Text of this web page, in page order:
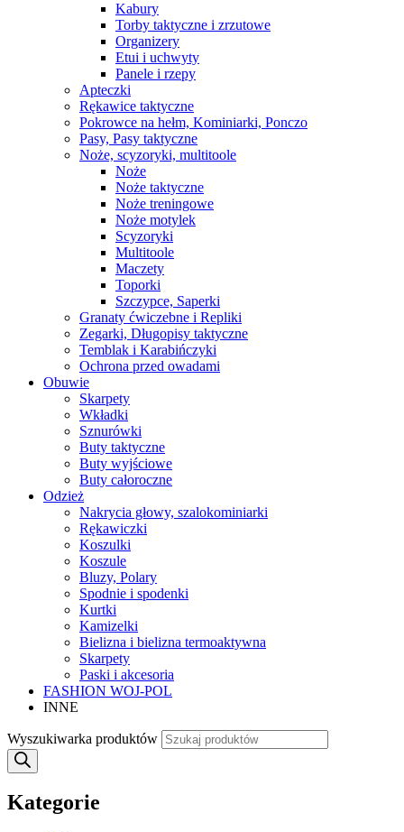
Kabury
Torby taktyczne i zrzutowe
Organizery
Etui i uchwyty
Panele i rzepy
Apteczki
Rękawice taktyczne
Pokrowce na hełm, Kominiarki, Ponczo
Pasy, Pasy taktyczne
Noże, scyzoryki, multitoole
Noże
Noże taktyczne
Noże treningowe
Noże motylek
Scyzoryki
Multitoole
Maczety
Toporki
Szczypce, Saperki
Granaty ćwiczebne i Repliki
Zegarki, Długopisy taktyczne
Temblak i Karabińczyki
Ochrona przed owadami
Obuwie
Skarpety
Wkładki
Sznurówki
Buty taktyczne
Buty wyjściowe
Buty całoroczne
Odzież
Nakrycia głowy, szalokominiarki
Rękawiczki
Koszulki
Koszule
Bluzy, Polary
Spodnie i spodenki
Kurtki
Kamizelki
Bielizna i bielizna termoaktywna
Skarpety
Paski i akcesoria
FASHION WOJ-POL
INNE
Wyszukiwarka produktów
Kategorie